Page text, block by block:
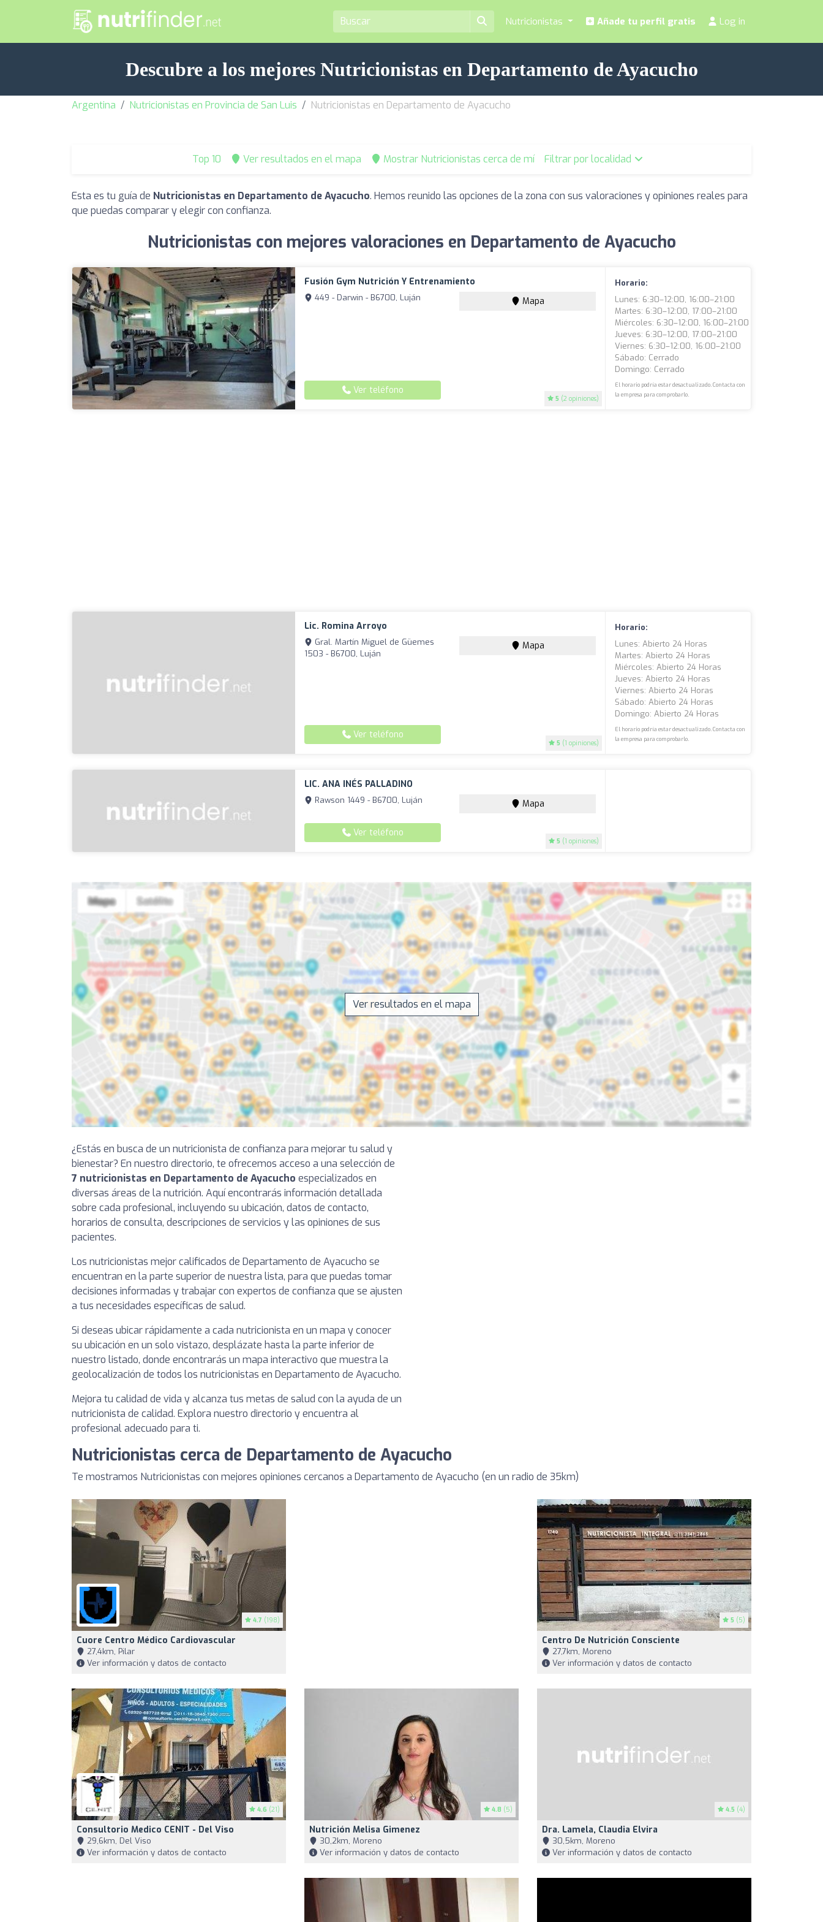
Nutricionistas Añade tu perfil gratis Log in
Descubre a los mejores Nutricionistas en Departamento de Ayacucho
Argentina Nutricionistas en Provincia de San Luis Nutricionistas en Departamento de Ayacucho
Top 10 Ver resultados en el mapa Mostrar Nutricionistas cerca de mí Filtrar por localidad
Esta es tu guía de Nutricionistas en Departamento de Ayacucho. Hemos reunido las opciones de la zona con sus valoraciones y opiniones reales para
que puedas comparar y elegir con confianza.
Nutricionistas con mejores valoraciones en Departamento de Ayacucho
Fusión Gym Nutrición Y Entrenamiento
5 (2 opiniones)
449 - Darwin - B6700, Luján Mapa
Ver teléfono
Horario:
Lunes: 6:30–12:00, 16:00–21:00
Martes: 6:30–12:00, 17:00–21:00
Miércoles: 6:30–12:00, 16:00–21:00
Jueves: 6:30–12:00, 17:00–21:00
Viernes: 6:30–12:00, 16:00–21:00
Sábado: Cerrado
Domingo: Cerrado
El horario podría estar desactualizado. Contacta con
la empresa para comprobarlo.
Lic. Romina Arroyo
5 (1 opiniones)
Gral. Martín Miguel de Güemes
1503 - B6700, Luján
Mapa
Ver teléfono
Horario:
Lunes: Abierto 24 Horas
Martes: Abierto 24 Horas
Miércoles: Abierto 24 Horas
Jueves: Abierto 24 Horas
Viernes: Abierto 24 Horas
Sábado: Abierto 24 Horas
Domingo: Abierto 24 Horas
El horario podría estar desactualizado. Contacta con
la empresa para comprobarlo.
LIC. ANA INÉS PALLADINO
5 (1 opiniones)
Rawson 1449 - B6700, Luján Mapa
Ver teléfono
Ver resultados en el mapa
¿Estás en busca de un nutricionista de confianza para mejorar tu salud y
bienestar? En nuestro directorio, te ofrecemos acceso a una selección de
7 nutricionistas en Departamento de Ayacucho especializados en
diversas áreas de la nutrición. Aquí encontrarás información detallada
sobre cada profesional, incluyendo su ubicación, datos de contacto,
horarios de consulta, descripciones de servicios y las opiniones de sus
pacientes.
Los nutricionistas mejor calificados de Departamento de Ayacucho se
encuentran en la parte superior de nuestra lista, para que puedas tomar
decisiones informadas y trabajar con expertos de confianza que se ajusten
a tus necesidades específicas de salud.
Si deseas ubicar rápidamente a cada nutricionista en un mapa y conocer
su ubicación en un solo vistazo, desplázate hasta la parte inferior de
nuestro listado, donde encontrarás un mapa interactivo que muestra la
geolocalización de todos los nutricionistas en Departamento de Ayacucho.
Mejora tu calidad de vida y alcanza tus metas de salud con la ayuda de un
nutricionista de calidad. Explora nuestro directorio y encuentra al
profesional adecuado para ti.
Nutricionistas cerca de Departamento de Ayacucho
Te mostramos Nutricionistas con mejores opiniones cercanos a Departamento de Ayacucho (en un radio de 35km)
4.7 (198)
Cuore Centro Médico Cardiovascular
27,4km, Pilar
Ver información y datos de contacto
5 (5)
Centro De Nutrición Consciente
27,7km, Moreno
Ver información y datos de contacto
4.6 (21)
Consultorio Medico CENIT - Del Viso
29,6km, Del Viso
Ver información y datos de contacto
4.8 (5)
Nutrición Melisa Gimenez
30,2km, Moreno
Ver información y datos de contacto
4.5 (4)
Dra. Lamela, Claudia Elvira
30,5km, Moreno
Ver información y datos de contacto